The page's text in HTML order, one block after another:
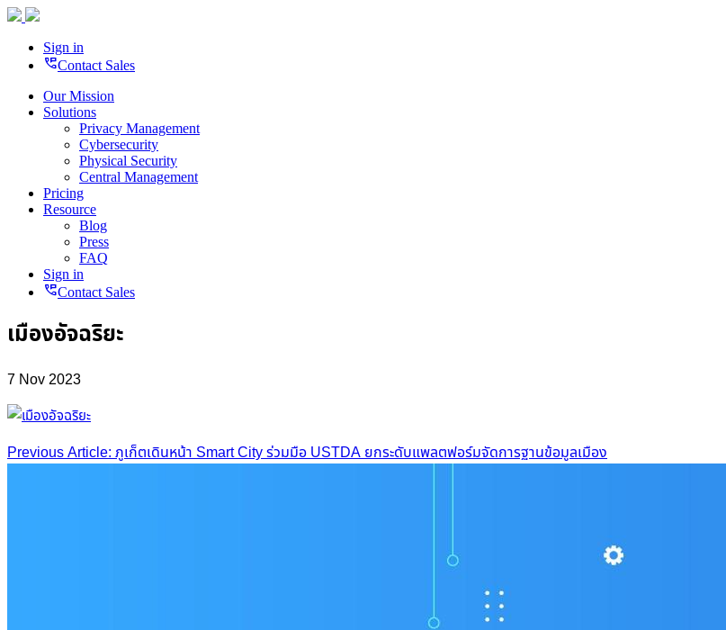
Sign in
perm_phone_msgContact Sales
Our Mission
Solutions
Privacy Management
Cybersecurity
Physical Security
Central Management
Pricing
Resource
Blog
Press
FAQ
Sign in
perm_phone_msgContact Sales
เมืองอัจฉริยะ
7 Nov 2023
Post
Previous Article: ภูเก็ตเดินหน้า Smart City ร่วมมือ USTDA ยกระดับแพลตฟอร์มจัดการฐานข้อมูลเมือง